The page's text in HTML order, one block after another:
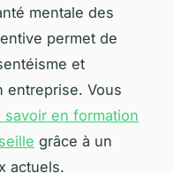
mentale des
permet de
et
entreprise. Vous
en formation
grâce à un
actuels.